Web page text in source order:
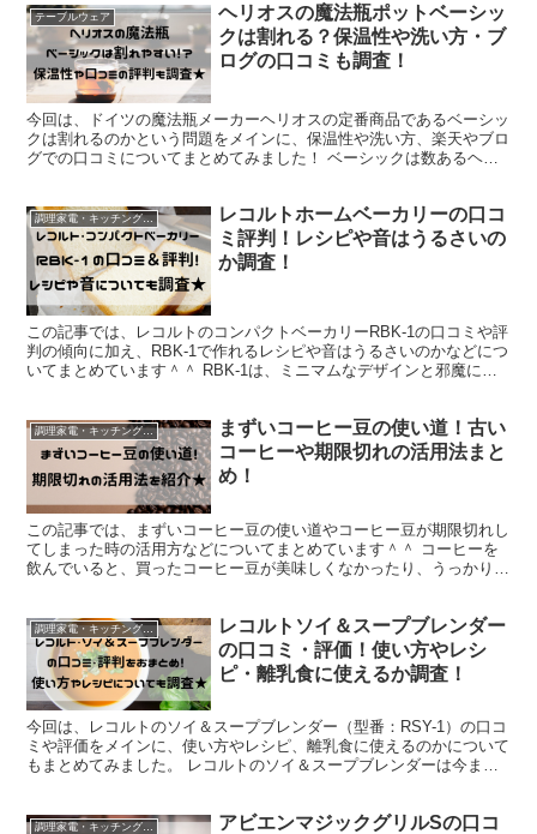
テーブルウェア
ヘリオスの魔法瓶ポットベーシッ
クは割れる？保温性や洗い方・ブ
ログの口コミも調査！
今回は、ドイツの魔法瓶メーカーヘリオスの定番商品であるベーシッ
クは割れるのかという問題をメインに、保温性や洗い方、楽天やブロ
グでの口コミについてまとめてみました！ ベーシックは数あるヘリ
調理家電・キッチングッズ
レコルトホームベーカリーの口コ
ミ評判！レシピや音はうるさいの
か調査！
この記事では、レコルトのコンパクトベーカリーRBK-1の口コミや評
判の傾向に加え、RBK-1で作れるレシピや音はうるさいのかなどにつ
いてまとめています＾＾ RBK-1は、ミニマムなデザインと邪魔にな
調理家電・キッチングッズ
まずいコーヒー豆の使い道！古い
コーヒーや期限切れの活用法まと
め！
この記事では、まずいコーヒー豆の使い道やコーヒー豆が期限切れし
てしまった時の活用方などについてまとめています＾＾ コーヒーを
飲んでいると、買ったコーヒー豆が美味しくなかったり、うっかり期
調理家電・キッチングッズ
レコルトソイ＆スープブレンダー
の口コミ・評価！使い方やレシ
ピ・離乳食に使えるか調査！
今回は、レコルトのソイ＆スープブレンダー（型番：RSY-1）の口コ
ミや評価をメインに、使い方やレシピ、離乳食に使えるのかについて
もまとめてみました。 レコルトのソイ＆スープブレンダーは今まで
調理家電・キッチングッズ
アビエンマジックグリルSの口コ